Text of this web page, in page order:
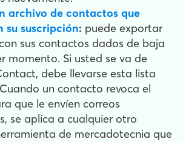
archivo de contactos que
su suscripción: puede exportar
sus contactos dados de baja
momento. Si usted se va de
debe llevarse esta lista
un contacto revoca el
que le envíen correos
se aplica a cualquier otro
de mercadotecnia que